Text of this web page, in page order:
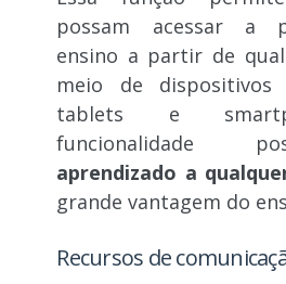
possam acessar a
ensino a partir de
meio de dispositivos
tablets e
funcionalidade
aprendizado a
grande vantagem do
Recursos de